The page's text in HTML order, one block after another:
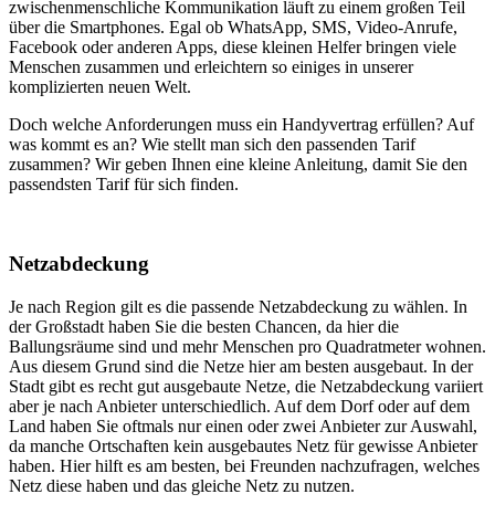
zwischenmenschliche Kommunikation läuft zu einem großen Teil
über die Smartphones. Egal ob WhatsApp, SMS, Video-Anrufe,
Facebook oder anderen Apps, diese kleinen Helfer bringen viele
Menschen zusammen und erleichtern so einiges in unserer
komplizierten neuen Welt.
Doch welche Anforderungen muss ein Handyvertrag erfüllen? Auf
was kommt es an? Wie stellt man sich den passenden Tarif
zusammen? Wir geben Ihnen eine kleine Anleitung, damit Sie den
passendsten Tarif für sich finden.
Netzabdeckung
Je nach Region gilt es die passende Netzabdeckung zu wählen. In
der Großstadt haben Sie die besten Chancen, da hier die
Ballungsräume sind und mehr Menschen pro Quadratmeter wohnen.
Aus diesem Grund sind die Netze hier am besten ausgebaut. In der
Stadt gibt es recht gut ausgebaute Netze, die Netzabdeckung variiert
aber je nach Anbieter unterschiedlich. Auf dem Dorf oder auf dem
Land haben Sie oftmals nur einen oder zwei Anbieter zur Auswahl,
da manche Ortschaften kein ausgebautes Netz für gewisse Anbieter
haben. Hier hilft es am besten, bei Freunden nachzufragen, welches
Netz diese haben und das gleiche Netz zu nutzen.